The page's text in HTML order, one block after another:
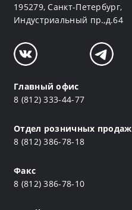
195279, Санкт-Петербург,
Индустриальный пр.,д.64
Главный офис
8 (812) 333-44-77
Отдел розничных продаж
8 (812) 386-78-18
Факс
8 (812) 386-78-10